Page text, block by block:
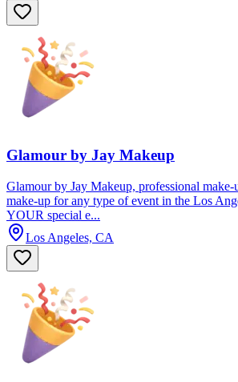
Glamour by Jay Makeup
Glamour by Jay Makeup, professional
make-up for any type of event in the Los
YOUR special e...
Los Angeles, CA